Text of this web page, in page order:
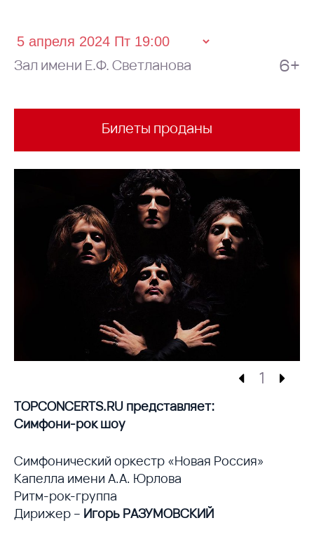
Зал имени Е.Ф. Светланова 6+
Билеты проданы
1
TOPCONCERTS.RU представляет:
Симфони-рок шоу
Симфонический оркестр «Новая Россия»
Капелла имени А.А. Юрлова
Ритм-рок-группа
Дирижер – Игорь РАЗУМОВСКИЙ